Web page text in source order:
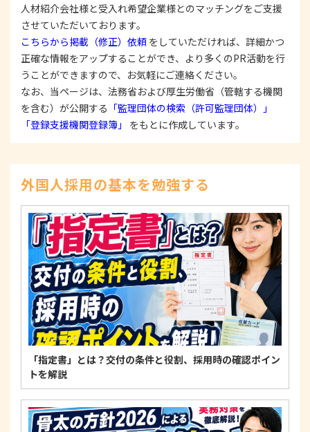
2. 安全対策の実施について
個人情報の正確性およびその利用の安全性を確保す
るため、情報セキュリティ対策を始めとする安全措
置を構築し、個人情報への不正アクセス、個人情報
の漏洩、滅失または毀損等の的確な防止とセキュリ
ティの是正に努めます。
3. 苦情および相談等に対する適正な対応について
本人からの苦情および相談があった場合には、適切
示、訂正、削除、または利用もしくは提供の停止等
を求められたときは、適法かつ遅滞なく応じます。
4. 法令・指針・規範の遵守について
適正な個人情報保護の実現のため、個人情報の取扱
いに関する法令、国が定める指針およびその他の規
範を遵守します。
個人情報に関するお問い合わせ窓口
〒125-0061東京都葛飾区亀有3-21-11 藍ビル202
TEL：0120-550-580
株式会社 アルフォース･ワン 個人情報保護担当
人材紹介会社様と受入れ希望企業様とのマッチングをご支援
させていただいております。
こちらから掲載（修正）依頼 をしていただければ、詳細かつ
正確な情報をアップすることができ、より多くのPR活動を行
うことができますので、お気軽にご連絡ください。
なお、当ページは、法務省および厚生労働省（管轄する機関
を含む）が公開する 「監理団体の検索（許可監理団体）」
「登録支援機関登録簿」
をもとに作成しています。
外国人採用の基本を勉強する
「指定書」とは？交付の条件と役割、採用時の確認ポイン
トを解説